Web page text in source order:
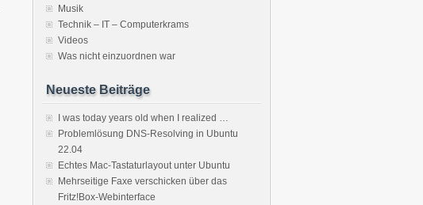
Musik
Technik – IT – Computerkrams
Videos
Was nicht einzuordnen war
Neueste Beiträge
I was today years old when I realized …
Problemlösung DNS-Resolving in Ubuntu
22.04
Echtes Mac-Tastaturlayout unter Ubuntu
Mehrseitige Faxe verschicken über das
Fritz!Box-Webinterface